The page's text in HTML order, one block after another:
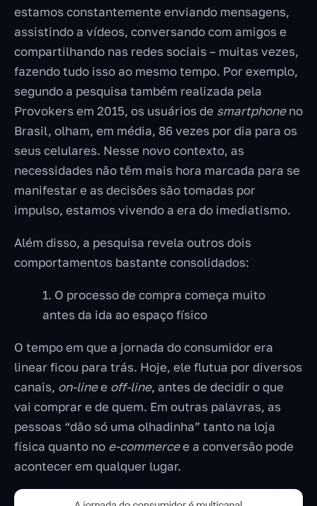
estamos constantemente enviando mensagens,
assistindo a vídeos, conversando com amigos e
compartilhando nas redes sociais – muitas vezes,
fazendo tudo isso ao mesmo tempo. Por exemplo,
segundo a pesquisa também realizada pela
Provokers em 2015, os usuários de smartphoneno
Brasil, olham, em média, 86 vezes por dia para os
seus celulares. Nesse novo contexto, as
necessidades não têm mais hora marcada para se
manifestar e as decisões são tomadas por
impulso, estamos vivendo a era do imediatismo.
Além disso, a pesquisa revela outros dois
comportamentos bastante consolidados:
1. O processo de compra começa muito
antes da ida ao espaço físico
O tempo em que a jornada do consumidor era
linear ficou para trás. Hoje, ele flutua por diversos
canais, on-linee off-line, antes de decidir o que
vai comprar e de quem. Em outras palavras, as
pessoas “dão só uma olhadinha” tanto na loja
física quanto no e-commercee a conversão pode
acontecer em qualquer lugar.